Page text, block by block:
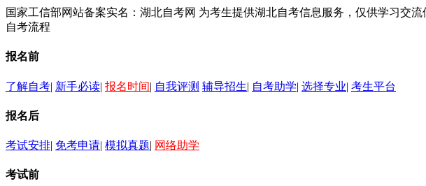
国家工信部网站备案实名：湖北自考网 为考生提供湖北自考信息服务，仅供学习交流
自考流程
报名前
了解自考| 新手必读| 报名时间| 自我评测 辅导招生| 自考助学| 选择专业| 考生平台
报名后
考试安排| 免考申请| 模拟真题| 网络助学
考试前